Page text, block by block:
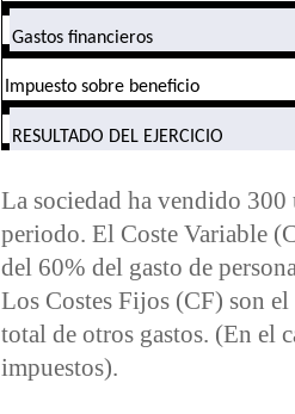
Gastos financieros
Impuesto sobre beneficio
RESULTADO DEL EJERCICIO
La sociedad ha vendido
periodo. El Coste Variable
del 60% del gasto de
Los Costes Fijos (CF) son
total de otros gastos. (En el
impuestos).